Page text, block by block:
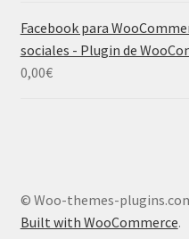
Facebook para
sociales - Plugin de
0,00€
© Woo-themes-
Built with WooCommerce.